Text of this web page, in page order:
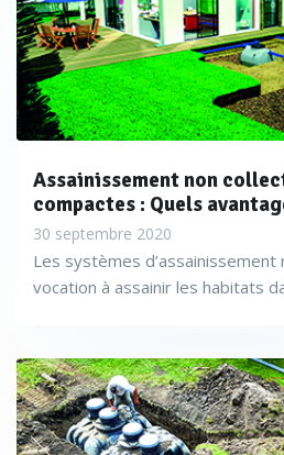
Assainissement non
compactes : Quels
30 septembre 2020
Les systèmes d’assainissement
vocation à assainir les habitats